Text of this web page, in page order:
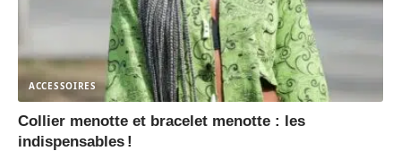
ACCESSOIRES
Collier menotte et bracelet menotte : les
indispensables !